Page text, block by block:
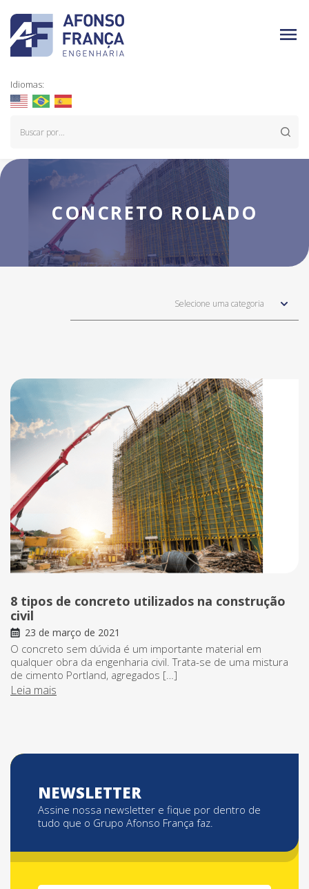
Idiomas:
CONCRETO ROLADO
Selecione uma categoria
8 tipos de concreto utilizados na construção
civil
23 de março de 2021
O concreto sem dúvida é um importante material em
qualquer obra da engenharia civil. Trata-se de uma mistura
de cimento Portland, agregados […]
Leia mais
NEWSLETTER
Assine nossa newsletter e fique por dentro de
tudo que o Grupo Afonso França faz.